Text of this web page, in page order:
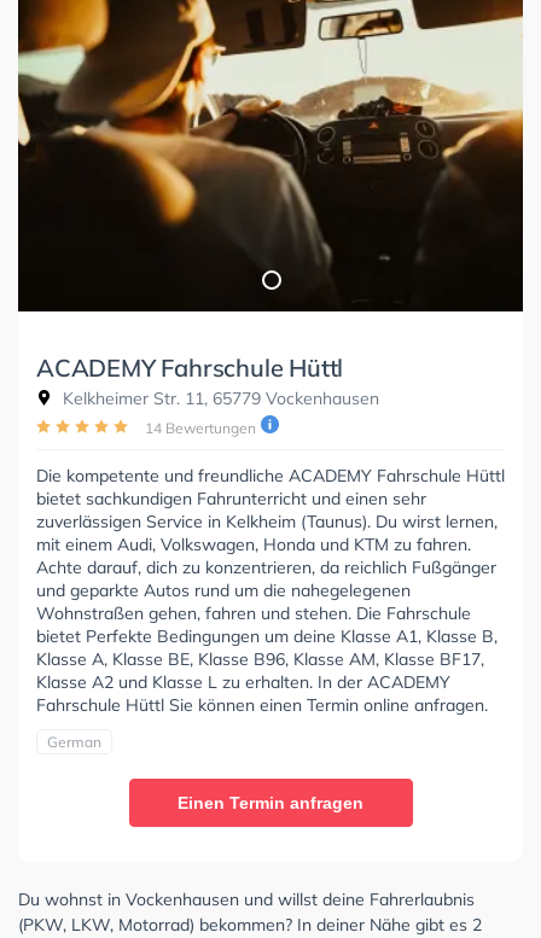
ACADEMY Fahrschule Hüttl
Kelkheimer Str. 11, 65779 Vockenhausen
14 Bewertungen
Die kompetente und freundliche ACADEMY Fahrschule Hüttl
bietet sachkundigen Fahrunterricht und einen sehr
zuverlässigen Service in Kelkheim (Taunus). Du wirst lernen,
mit einem Audi, Volkswagen, Honda und KTM zu fahren.
Achte darauf, dich zu konzentrieren, da reichlich Fußgänger
und geparkte Autos rund um die nahegelegenen
Wohnstraßen gehen, fahren und stehen. Die Fahrschule
bietet Perfekte Bedingungen um deine Klasse A1, Klasse B,
Klasse A, Klasse BE, Klasse B96, Klasse AM, Klasse BF17,
Klasse A2 und Klasse L zu erhalten. In der ACADEMY
Fahrschule Hüttl Sie können einen Termin online anfragen.
German
Einen Termin anfragen
Du wohnst in Vockenhausen und willst deine Fahrerlaubnis
(PKW, LKW, Motorrad) bekommen? In deiner Nähe gibt es 2